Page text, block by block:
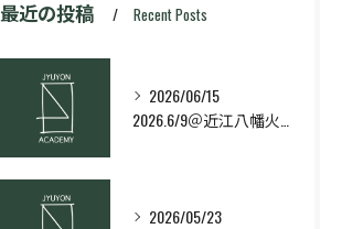
最近の投稿 Recent Posts
2026/06/15
2026/05/23